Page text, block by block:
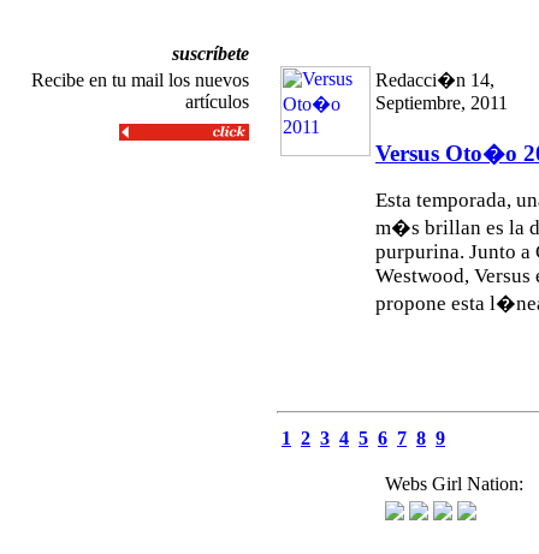
suscríbete
Recibe en tu mail los nuevos
artículos
Redacci�n 14,
Septiembre, 2011
Versus Oto�o
Esta temporada,
m�s brillan es la
purpurina. Junto
Westwood, Versus
propone esta
1 2 3 4 5 6 7 8 9
Webs Girl Nation: